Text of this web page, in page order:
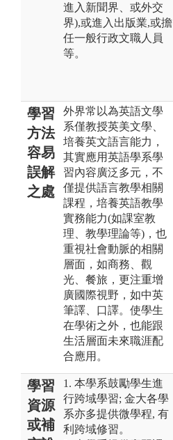
進入新聞界、或外交
界),或進入出版業,或擔
任一般行政文職人員
等。
學習
方法
容易
誤解
之處
外界常以為英語文學
系僅教授英美文學、
培養英文語言能力，
其實應用英語學系學
習內容廣泛多元，不
僅提供語言教學相關
課程，培養英語教學
實務能力(如課室教
理、教學理論等)，也
重視社會動脈的相關
層面，如商務、觀
光、餐旅，更注重增
廣國際視野，如中英
筆譯、口譯。使學生
在學術之外，也能跟
生活層面未來職涯配
合應用。
學習
資源
或補
1. 本學系鼓勵學生進
行跨域學習; 金大各學
系亦多提供微學程, 有
利跨域修習。